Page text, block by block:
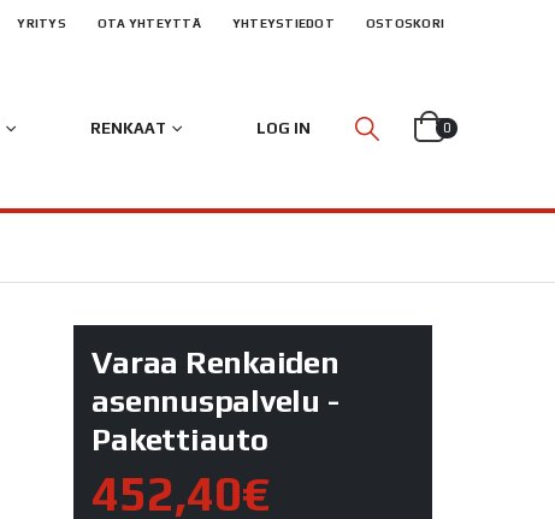
YRITYS OTA YHTEYTTÄ YHTEYSTIEDOT OSTOSKORI
RENKAAT LOG IN 0
Varaa Renkaiden
asennuspalvelu -
Pakettiauto
452,40€